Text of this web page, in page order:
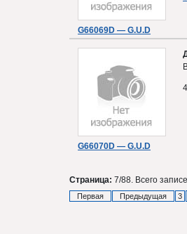
G66069D — G.U.D
G66070D — G.U.D
Страница: 7/88. Всего
Первая Предыдущая 3